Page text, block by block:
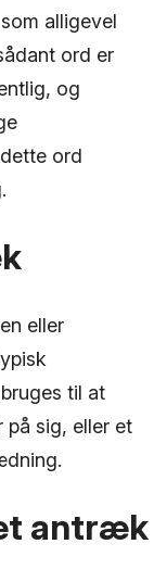
alligevel
ord er
og
ord
eller
til at
på sig, eller et
antræk